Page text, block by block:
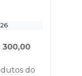
300,00
do